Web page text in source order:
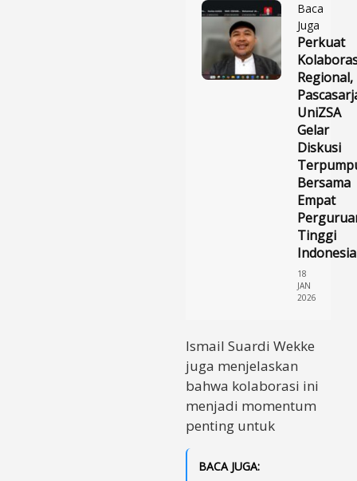
Baca
Juga
Perkuat
Regional,
UniZSA
Gelar
Diskusi
Bersama
Empat
Tinggi
Indonesia
18
JAN
2026
Ismail Suardi Wekke
juga menjelaskan
bahwa kolaborasi ini
menjadi momentum
penting untuk
BACA JUGA: